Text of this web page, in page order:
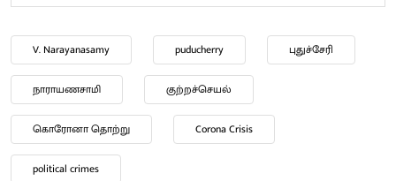
V. Narayanasamy puducherry புதுச்சேரி
நாராயணசாமி குற்றச்செயல்
கொரோனா தொற்று Corona Crisis
political crimes